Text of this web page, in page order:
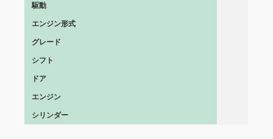
駆動
エンジン形式
グレード
シフト
ドア
エンジン
シリンダー